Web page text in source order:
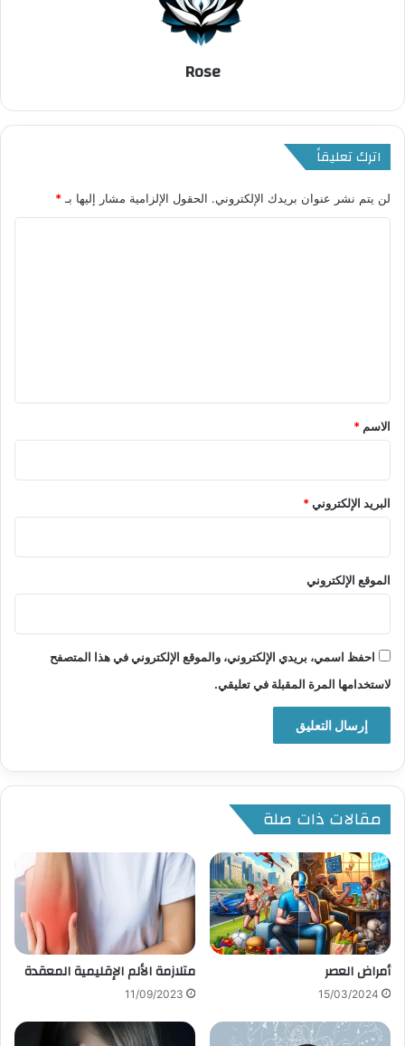
Rose
اترك تعليقاً
لن يتم نشر عنوان بريدك الإلكتروني. الحقول الإلزامية مشار إليها بـ *
*
الاسم *
البريد الإلكتروني*
الموقع الإلكتروني
احفظ اسمي، بريدي الإلكتروني، والموقع الإلكتروني في هذا المتصفح
لاستخدامها المرة المقبلة في تعليقي.
مقالات ذات صلة
أمراض العصر
15/03/2024
متلازمة الألم الإقليمية المعقدة
11/09/2023